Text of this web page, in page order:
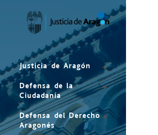
Justicia de Aragón
Defensa de la
Ciudadanía
Defensa del Derecho
Aragonés